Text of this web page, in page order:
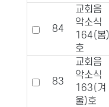
84
교회음
악소식
164(봄)
호
83
교회음
악소식
163(겨
울)호